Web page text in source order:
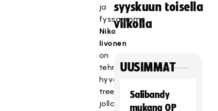
ja
fyssarimme
Niko
Iivonen
on
tehnyt
hyvän
treeniohjelman,
jolla
syyskuun toisella
viikolla
UUSIMMAT
Salibandy
mukana OP